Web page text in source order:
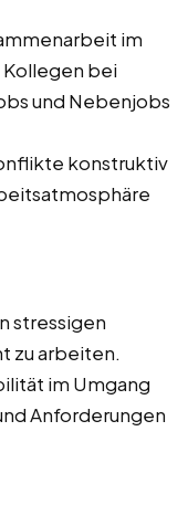
im
Kollegen bei
und Nebenjobs
konstruktiv
stressigen
zu arbeiten.
im Umgang
Anforderungen